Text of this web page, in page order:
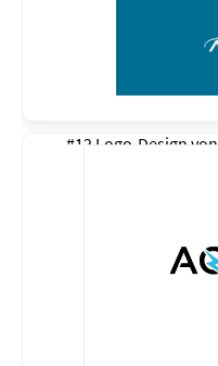
#12 Logo-Design von